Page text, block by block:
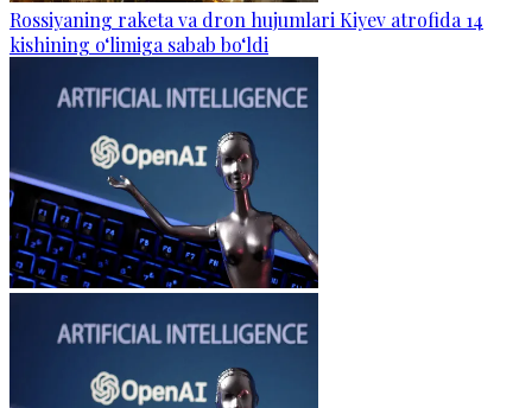
Rossiyaning raketa va dron hujumlari Kiyev atrofida 14
kishining o‘limiga sabab bo‘ldi